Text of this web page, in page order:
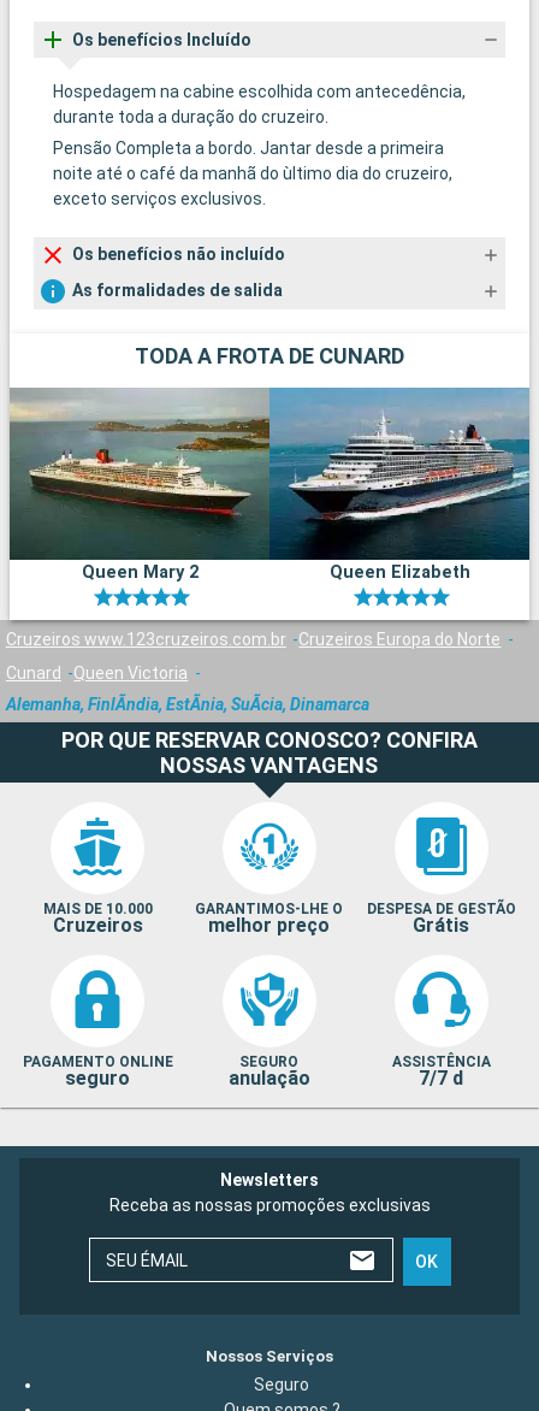
Os benefícios Incluído
Hospedagem na cabine escolhida com antecedência,
durante toda a duração do cruzeiro.
Pensão Completa a bordo. Jantar desde a primeira
noite até o café da manhã do ùltimo dia do cruzeiro,
exceto serviços exclusivos.
Os benefícios não incluído
As formalidades de salida
TODA A FROTA DE CUNARD
Queen Mary 2 Queen Elizabeth
Cruzeiros www.123cruzeiros.com.br
Cruzeiros Europa do Norte
Cunard
Queen Victoria
Alemanha, FinlÃndia, EstÃnia, SuÃcia, Dinamarca
POR QUE RESERVAR CONOSCO? CONFIRA
NOSSAS VANTAGENS
MAIS DE 10.000
Cruzeiros
GARANTIMOS-LHE O
melhor preço
DESPESA DE GESTÃO
Grátis
PAGAMENTO ONLINE
seguro
SEGURO
anulação
ASSISTÊNCIA
7/7 d
Newsletters
Receba as nossas promoções exclusivas
SEU ÉMAIL OK
Nossos Serviços
Seguro